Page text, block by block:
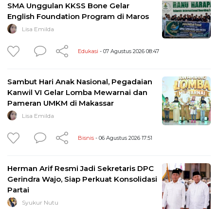
SMA Unggulan KKSS Bone Gelar
English Foundation Program di Maros
Lisa Emilda
Edukasi - 07 Agustus 2026 08:47
Sambut Hari Anak Nasional, Pegadaian
Kanwil VI Gelar Lomba Mewarnai dan
Pameran UMKM di Makassar
Lisa Emilda
Bisnis - 06 Agustus 2026 17:51
Herman Arif Resmi Jadi Sekretaris DPC
Gerindra Wajo, Siap Perkuat Konsolidasi
Partai
Syukur Nutu